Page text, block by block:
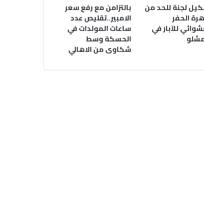
لجنة للحد من
الحفر
للآبار في
بالتزامن مع رفع سعر
الامبير..تقليص عدد
ساعات المولدات في
الحسكة وسط
شكاوى من الاهالي